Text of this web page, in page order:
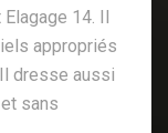
14. Il
appropriés
dresse aussi
sans